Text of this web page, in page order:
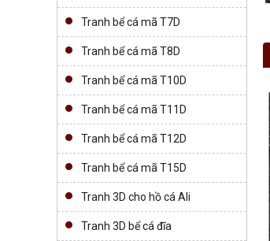
Tranh bể cá mã T7D
Tranh bể cá mã T8D
Tranh bể cá mã T10D
Tranh bể cá mã T11D
Tranh bể cá mã T12D
Tranh bể cá mã T15D
Tranh 3D cho hồ cá Ali
Tranh 3D bể cá đĩa